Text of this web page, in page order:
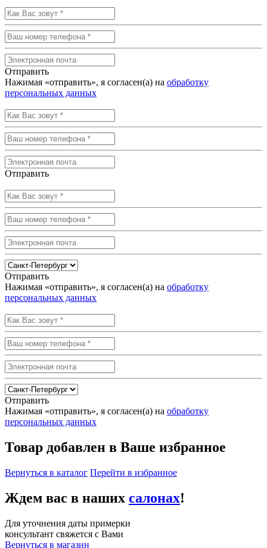
Отправить
Нажимая «отправить», я согласен(а) на обработку
персональных данных
Отправить
Отправить
Нажимая «отправить», я согласен(а) на обработку
персональных данных
Отправить
Нажимая «отправить», я согласен(а) на обработку
персональных данных
Товар добавлен в Ваше избранное
Вернуться в каталог Перейти в избранное
Ждем вас в наших салонах!
Для уточнения даты примерки
консультант свяжется с Вами
Вернуться в магазин